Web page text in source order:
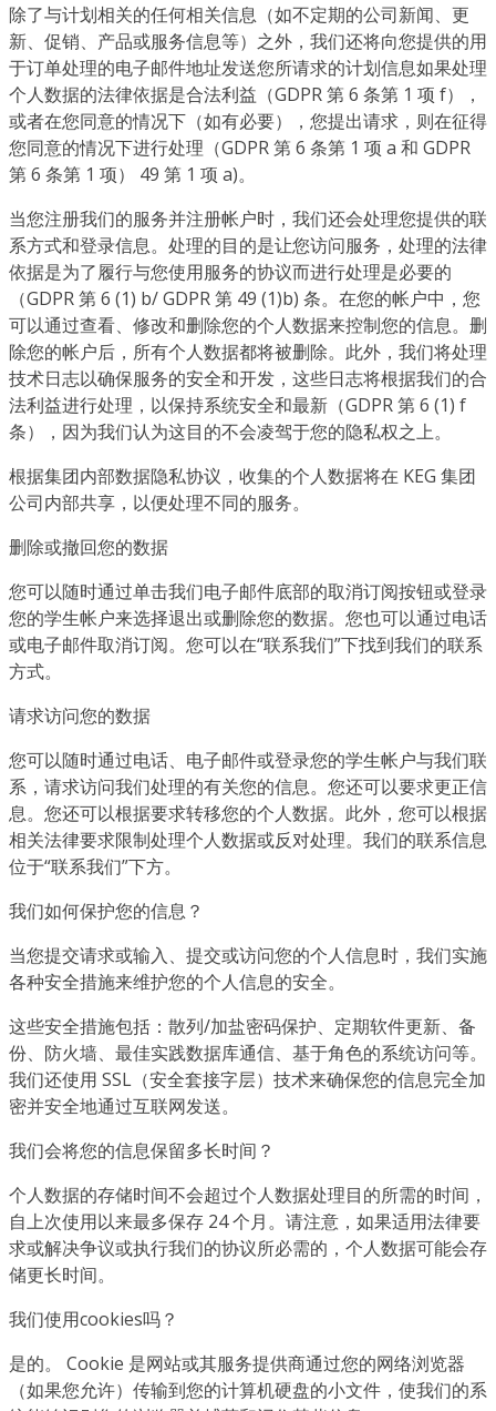
除了与计划相关的任何相关信息（如不定期的公司新闻、更
新、促销、产品或服务信息等）之外，我们还将向您提供的用
于订单处理的电子邮件地址发送您所请求的计划信息如果处理
个人数据的法律依据是合法利益（GDPR 第 6 条第 1 项 f），
或者在您同意的情况下（如有必要），您提出请求，则在征得
您同意的情况下进行处理（GDPR 第 6 条第 1 项 a 和 GDPR
第 6 条第 1 项） 49 第 1 项 a)。
当您注册我们的服务并注册帐户时，我们还会处理您提供的联
系方式和登录信息。处理的目的是让您访问服务，处理的法律
依据是为了履行与您使用服务的协议而进行处理是必要的
（GDPR 第 6 (1) b/ GDPR 第 49 (1)b) 条。在您的帐户中，您
可以通过查看、修改和删除您的个人数据来控制您的信息。删
除您的帐户后，所有个人数据都将被删除。此外，我们将处理
技术日志以确保服务的安全和开发，这些日志将根据我们的合
法利益进行处理，以保持系统安全和最新（GDPR 第 6 (1) f
条），因为我们认为这目的不会凌驾于您的隐私权之上。
根据集团内部数据隐私协议，收集的个人数据将在 KEG 集团
公司内部共享，以便处理不同的服务。
删除或撤回您的数据
您可以随时通过单击我们电子邮件底部的取消订阅按钮或登录
您的学生帐户来选择退出或删除您的数据。您也可以通过电话
或电子邮件取消订阅。您可以在“联系我们”下找到我们的联系
方式。
请求访问您的数据
您可以随时通过电话、电子邮件或登录您的学生帐户与我们联
系，请求访问我们处理的有关您的信息。您还可以要求更正信
息。您还可以根据要求转移您的个人数据。此外，您可以根据
相关法律要求限制处理个人数据或反对处理。我们的联系信息
位于“联系我们”下方。
我们如何保护您的信息？
当您提交请求或输入、提交或访问您的个人信息时，我们实施
各种安全措施来维护您的个人信息的安全。
这些安全措施包括：散列/加盐密码保护、定期软件更新、备
份、防火墙、最佳实践数据库通信、基于角色的系统访问等。
我们还使用 SSL（安全套接字层）技术来确保您的信息完全加
密并安全地通过互联网发送。
我们会将您的信息保留多长时间？
个人数据的存储时间不会超过个人数据处理目的所需的时间，
自上次使用以来最多保存 24 个月。请注意，如果适用法律要
求或解决争议或执行我们的协议所必需的，个人数据可能会存
储更长时间。
我们使用cookies吗？
是的。 Cookie 是网站或其服务提供商通过您的网络浏览器
（如果您允许）传输到您的计算机硬盘的小文件，使我们的系